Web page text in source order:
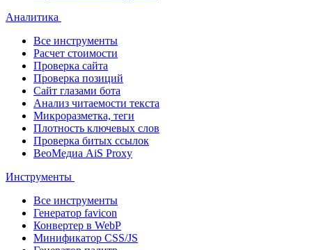
Аналитика
Все инструменты
Расчет стоимости
Проверка сайта
Проверка позиций
Сайт глазами бота
Анализ читаемости текста
Микроразметка, теги
Плотность ключевых слов
Проверка битых ссылок
ВеоМедиа AiS Proxy
Инструменты
Все инструменты
Генератор favicon
Конвертер в WebP
Минификатор CSS/JS